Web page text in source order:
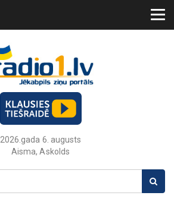
2026.gada 6. augusts
Aisma, Askolds